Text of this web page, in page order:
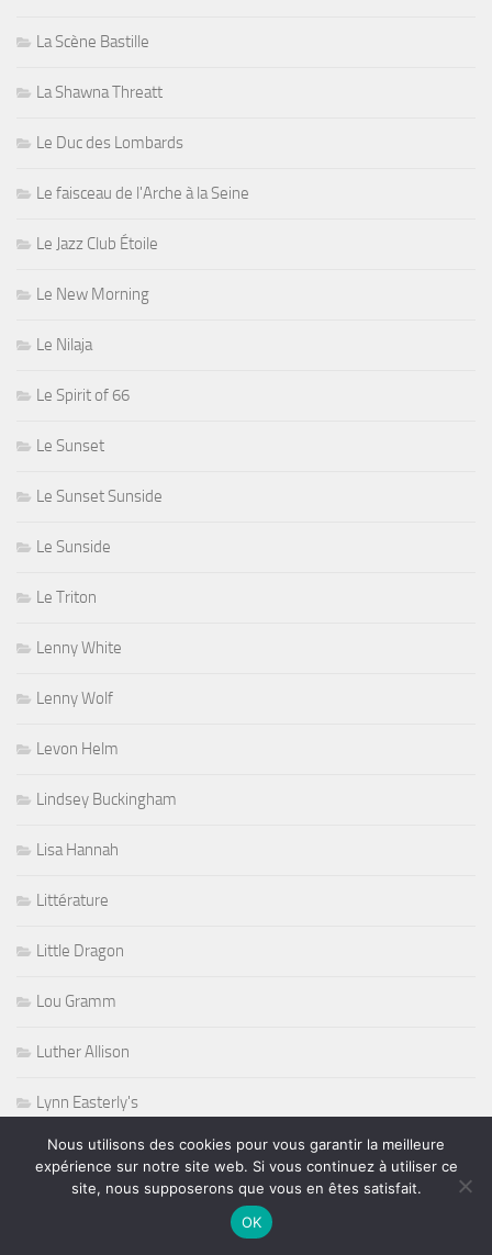
La Scène Bastille
La Shawna Threatt
Le Duc des Lombards
Le faisceau de l'Arche à la Seine
Le Jazz Club Étoile
Le New Morning
Le Nilaja
Le Spirit of 66
Le Sunset
Le Sunset Sunside
Le Sunside
Le Triton
Lenny White
Lenny Wolf
Levon Helm
Lindsey Buckingham
Lisa Hannah
Littérature
Little Dragon
Lou Gramm
Luther Allison
Lynn Easterly's
Magicien
Nous utilisons des cookies pour vous garantir la meilleure
expérience sur notre site web. Si vous continuez à utiliser ce
site, nous supposerons que vous en êtes satisfait.
OK